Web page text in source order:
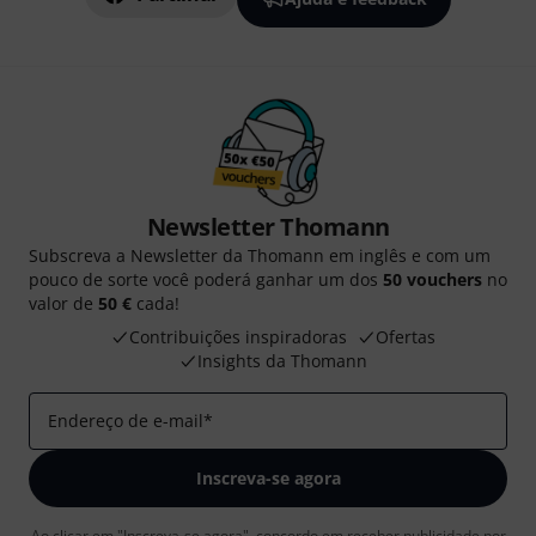
Newsletter Thomann
Subscreva a Newsletter da Thomann em inglês e com um
pouco de sorte você poderá ganhar um dos 50 vouchers no
valor de 50 € cada!
Contribuições inspiradoras
Ofertas
Insights da Thomann
Endereço de e-mail*
Inscreva-se agora